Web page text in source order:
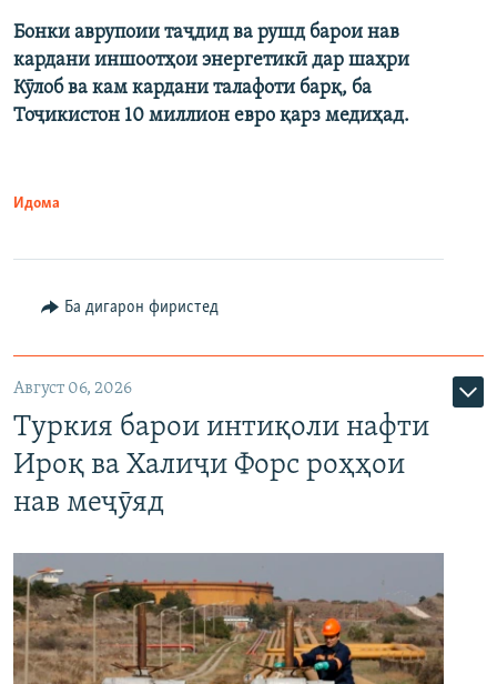
Бонки аврупоии таҷдид ва рушд барои нав
кардани иншоотҳои энергетикӣ дар шаҳри
Кӯлоб ва кам кардани талафоти барқ, ба
Тоҷикистон 10 миллион евро қарз медиҳад.
Идома
Ба дигарон фиристед
Август 06, 2026
Туркия барои интиқоли нафти
Ироқ ва Халиҷи Форс роҳҳои
нав меҷӯяд